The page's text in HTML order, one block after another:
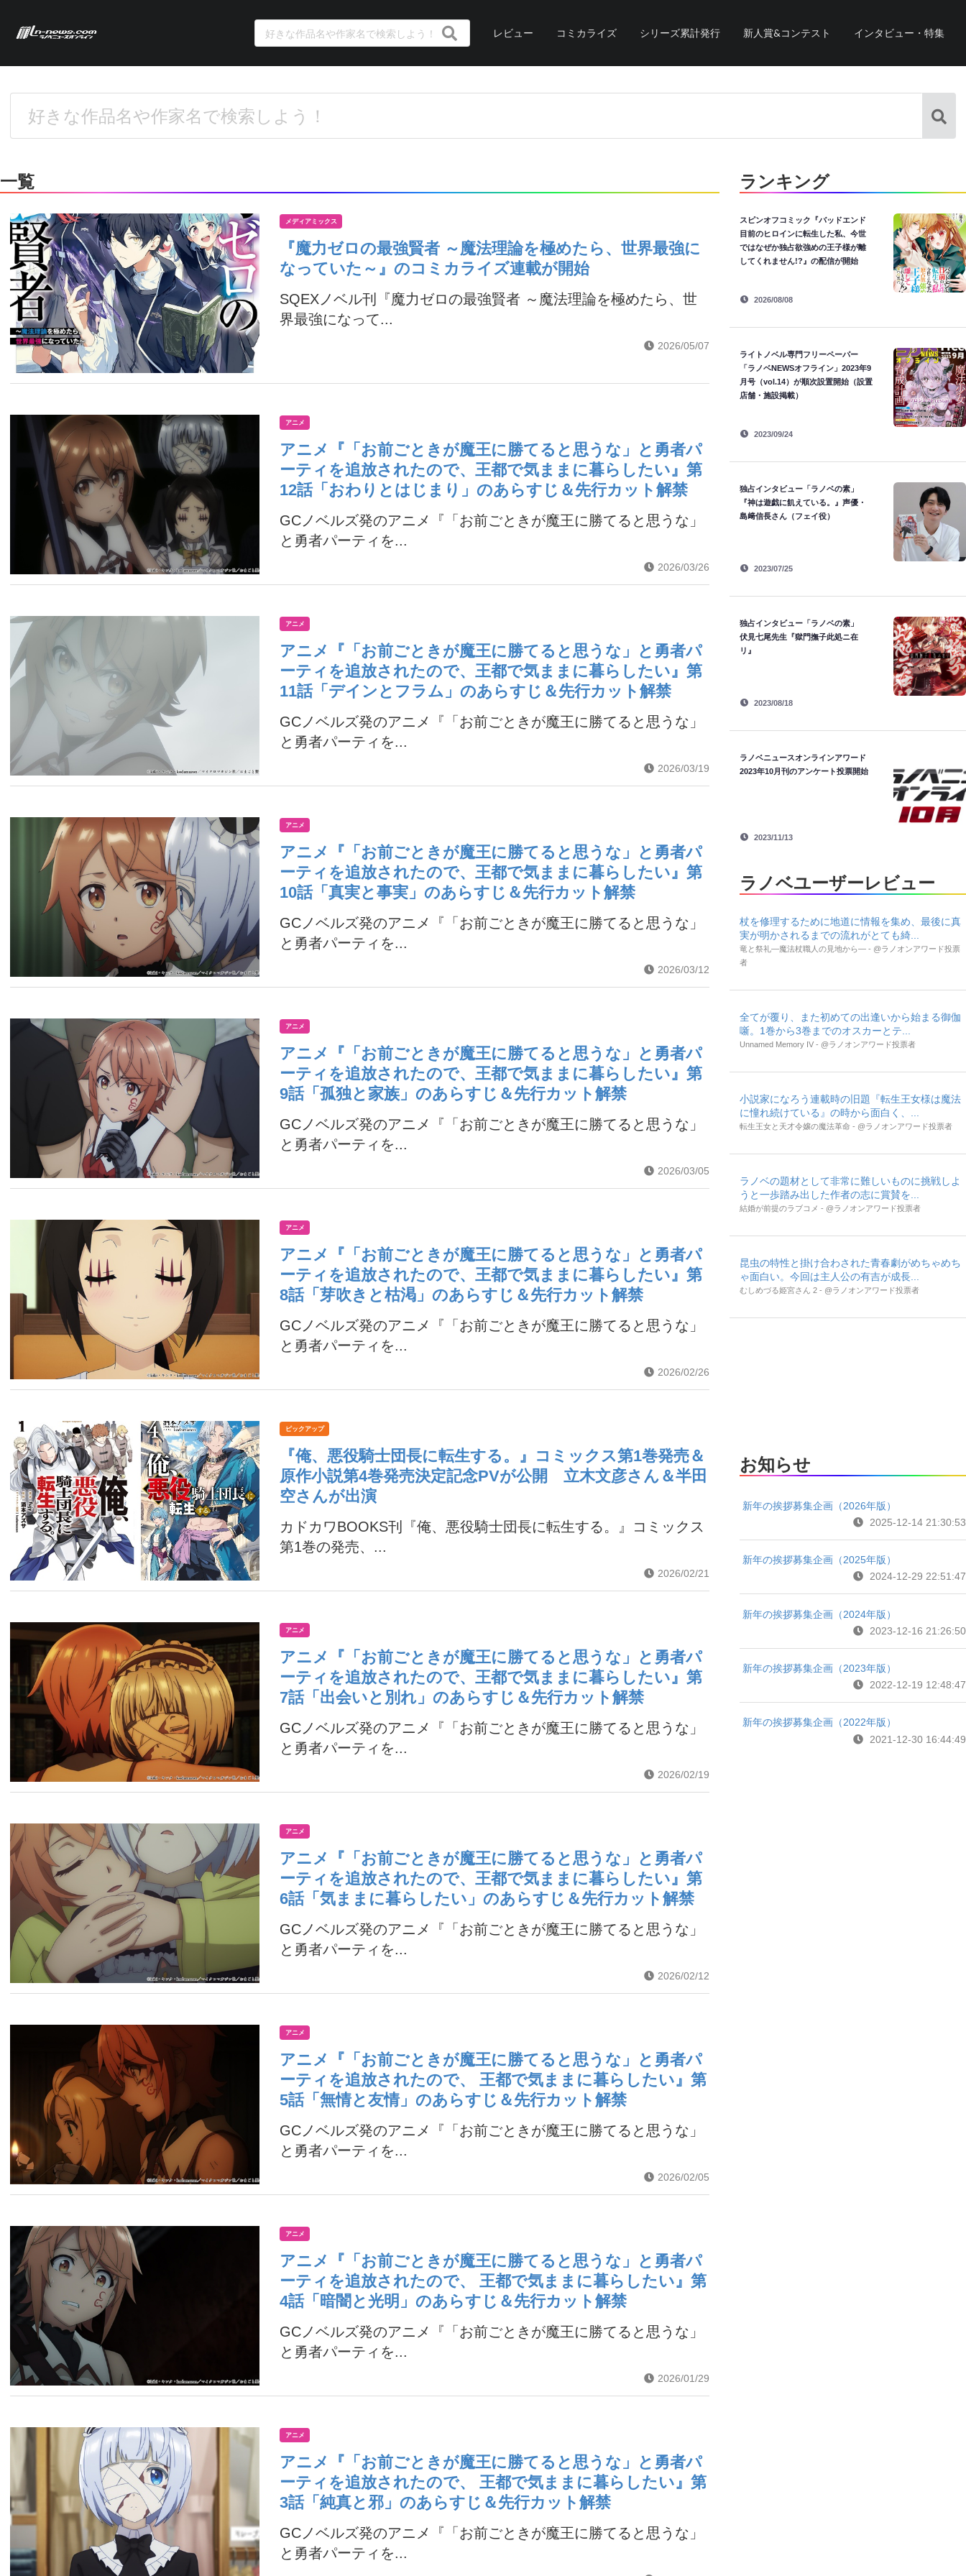
レビュー コミカライズ シリーズ累計発行 新人賞&コンテスト インタビュー・特集
一覧
メディアミックス
『魔力ゼロの最強賢者 ～魔法理論を極めたら、世界最強に
なっていた～』のコミカライズ連載が開始
SQEXノベル刊『魔力ゼロの最強賢者 ～魔法理論を極めたら、世
界最強になって...
2026/05/07
アニメ
アニメ『「お前ごときが魔王に勝てると思うな」と勇者パ
ーティを追放されたので、王都で気ままに暮らしたい』第
12話「おわりとはじまり」のあらすじ＆先行カット解禁
GCノベルズ発のアニメ『「お前ごときが魔王に勝てると思うな」
と勇者パーティを...
2026/03/26
アニメ
アニメ『「お前ごときが魔王に勝てると思うな」と勇者パ
ーティを追放されたので、王都で気ままに暮らしたい』第
11話「デインとフラム」のあらすじ＆先行カット解禁
GCノベルズ発のアニメ『「お前ごときが魔王に勝てると思うな」
と勇者パーティを...
2026/03/19
アニメ
アニメ『「お前ごときが魔王に勝てると思うな」と勇者パ
ーティを追放されたので、王都で気ままに暮らしたい』第
10話「真実と事実」のあらすじ＆先行カット解禁
GCノベルズ発のアニメ『「お前ごときが魔王に勝てると思うな」
と勇者パーティを...
2026/03/12
アニメ
アニメ『「お前ごときが魔王に勝てると思うな」と勇者パ
ーティを追放されたので、王都で気ままに暮らしたい』第
9話「孤独と家族」のあらすじ＆先行カット解禁
GCノベルズ発のアニメ『「お前ごときが魔王に勝てると思うな」
と勇者パーティを...
2026/03/05
アニメ
アニメ『「お前ごときが魔王に勝てると思うな」と勇者パ
ーティを追放されたので、王都で気ままに暮らしたい』第
8話「芽吹きと枯渇」のあらすじ＆先行カット解禁
GCノベルズ発のアニメ『「お前ごときが魔王に勝てると思うな」
と勇者パーティを...
2026/02/26
ピックアップ
『俺、悪役騎士団長に転生する。』コミックス第1巻発売＆
原作小説第4巻発売決定記念PVが公開 立木文彦さん＆半田
空さんが出演
カドカワBOOKS刊『俺、悪役騎士団長に転生する。』コミックス
第1巻の発売、...
2026/02/21
アニメ
アニメ『「お前ごときが魔王に勝てると思うな」と勇者パ
ーティを追放されたので、王都で気ままに暮らしたい』第
7話「出会いと別れ」のあらすじ＆先行カット解禁
GCノベルズ発のアニメ『「お前ごときが魔王に勝てると思うな」
と勇者パーティを...
2026/02/19
アニメ
アニメ『「お前ごときが魔王に勝てると思うな」と勇者パ
ーティを追放されたので、王都で気ままに暮らしたい』第
6話「気ままに暮らしたい」のあらすじ＆先行カット解禁
GCノベルズ発のアニメ『「お前ごときが魔王に勝てると思うな」
と勇者パーティを...
2026/02/12
アニメ
アニメ『「お前ごときが魔王に勝てると思うな」と勇者パ
ーティを追放されたので、 王都で気ままに暮らしたい』第
5話「無情と友情」のあらすじ＆先行カット解禁
GCノベルズ発のアニメ『「お前ごときが魔王に勝てると思うな」
と勇者パーティを...
2026/02/05
アニメ
アニメ『「お前ごときが魔王に勝てると思うな」と勇者パ
ーティを追放されたので、 王都で気ままに暮らしたい』第
4話「暗闇と光明」のあらすじ＆先行カット解禁
GCノベルズ発のアニメ『「お前ごときが魔王に勝てると思うな」
と勇者パーティを...
2026/01/29
アニメ
アニメ『「お前ごときが魔王に勝てると思うな」と勇者パ
ーティを追放されたので、 王都で気ままに暮らしたい』第
3話「純真と邪」のあらすじ＆先行カット解禁
GCノベルズ発のアニメ『「お前ごときが魔王に勝てると思うな」
と勇者パーティを...
ランキング
スピンオフコミック『バッドエンド
目前のヒロインに転生した私、今世
ではなぜか独占欲強めの王子様が離
してくれません!?』の配信が開始
2026/08/08
ライトノベル専門フリーペーパー
「ラノベNEWSオフライン」2023年9
月号（vol.14）が順次設置開始（設置
店舗・施設掲載）
2023/09/24
独占インタビュー「ラノベの素」
『神は遊戯に飢えている。』声優・
島﨑信長さん（フェイ役）
2023/07/25
独占インタビュー「ラノベの素」
伏見七尾先生『獄門撫子此処ニ在
リ』
2023/08/18
ラノベニュースオンラインアワード
2023年10月刊のアンケート投票開始
2023/11/13
ラノベユーザーレビュー
杖を修理するために地道に情報を集め、最後に真
実が明かされるまでの流れがとても綺...
竜と祭礼―魔法杖職人の見地から― - @ラノオンアワード投票
者
全てが覆り、また初めての出逢いから始まる御伽
噺。1巻から3巻までのオスカーとテ...
Unnamed Memory IV - @ラノオンアワード投票者
小説家になろう連載時の旧題『転生王女様は魔法
に憧れ続けている』の時から面白く、...
転生王女と天才令嬢の魔法革命 - @ラノオンアワード投票者
ラノベの題材として非常に難しいものに挑戦しよ
うと一歩踏み出した作者の志に賞賛を...
結婚が前提のラブコメ - @ラノオンアワード投票者
昆虫の特性と掛け合わされた青春劇がめちゃめち
ゃ面白い。今回は主人公の有吉が成長...
むしめづる姫宮さん 2 - @ラノオンアワード投票者
お知らせ
新年の挨拶募集企画（2026年版）
2025-12-14 21:30:53
新年の挨拶募集企画（2025年版）
2024-12-29 22:51:47
新年の挨拶募集企画（2024年版）
2023-12-16 21:26:50
新年の挨拶募集企画（2023年版）
2022-12-19 12:48:47
新年の挨拶募集企画（2022年版）
2021-12-30 16:44:49